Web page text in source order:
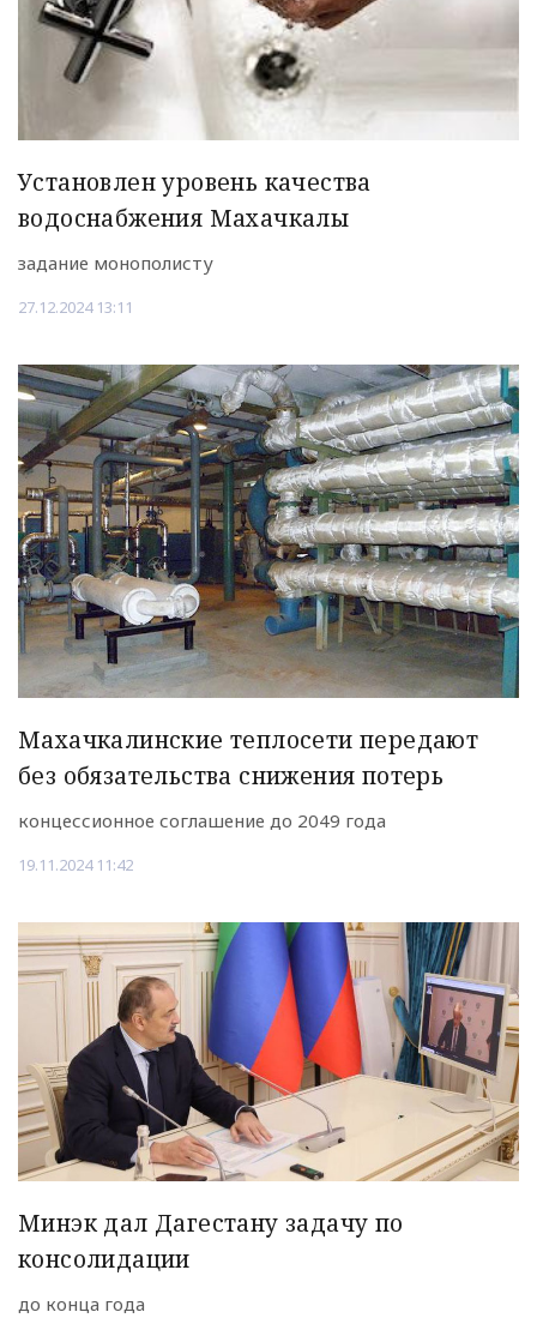
Установлен уровень качества
водоснабжения Махачкалы
задание монополисту
27.12.2024 13:11
Махачкалинские теплосети передают
без обязательства снижения потерь
концессионное соглашение до 2049 года
19.11.2024 11:42
Минэк дал Дагестану задачу по
консолидации
до конца года